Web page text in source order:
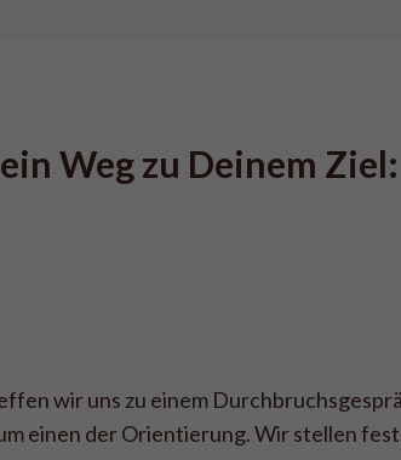
Weg zu Deinem Ziel:
wir uns zu einem
einen der Orientierung. Wir stellen